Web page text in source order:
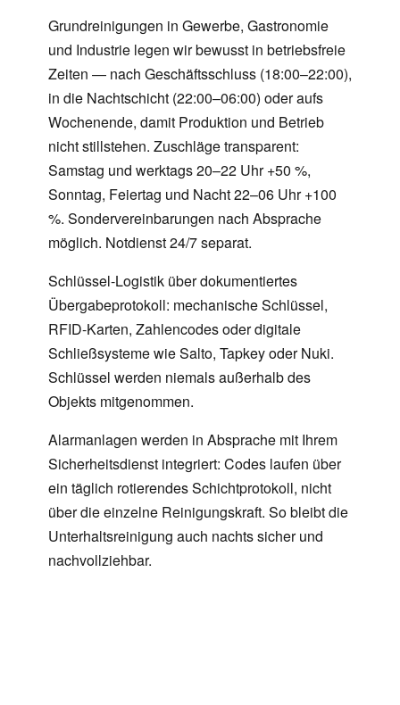
Grundreinigungen in Gewerbe, Gastronomie
und Industrie legen wir bewusst in betriebsfreie
Zeiten — nach Geschäftsschluss (18:00–22:00),
in die Nachtschicht (22:00–06:00) oder aufs
Wochenende, damit Produktion und Betrieb
nicht stillstehen. Zuschläge transparent:
Samstag und werktags 20–22 Uhr +50 %,
Sonntag, Feiertag und Nacht 22–06 Uhr +100
%. Sondervereinbarungen nach Absprache
möglich. Notdienst 24/7 separat.
Schlüssel-Logistik über dokumentiertes
Übergabeprotokoll: mechanische Schlüssel,
RFID-Karten, Zahlencodes oder digitale
Schließsysteme wie Salto, Tapkey oder Nuki.
Schlüssel werden niemals außerhalb des
Objekts mitgenommen.
Alarmanlagen werden in Absprache mit Ihrem
Sicherheitsdienst integriert: Codes laufen über
ein täglich rotierendes Schichtprotokoll, nicht
über die einzelne Reinigungskraft. So bleibt die
Unterhaltsreinigung auch nachts sicher und
nachvollziehbar.